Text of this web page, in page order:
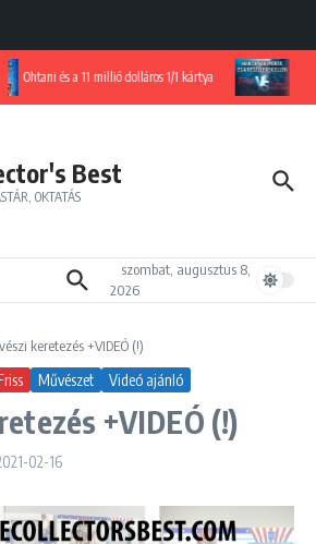
Ohtani és a 11 millió dolláros 1/1 kártya Harc
Best
OKTATÁS
szombat, augusztus 8,
2026
keretezés +VIDEÓ (!)
Művészet Videó ajánló
+VIDEÓ (!)
02-16